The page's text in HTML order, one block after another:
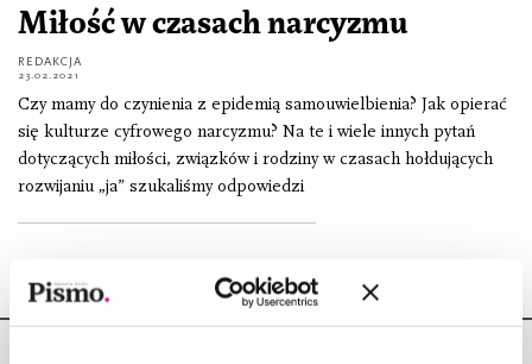
Miłość w czasach narcyzmu
REDAKCJA
23.02.2021
Czy mamy do czynienia z epidemią samouwielbienia? Jak opierać
się kulturze cyfrowego narcyzmu? Na te i wiele innych pytań
dotyczących miłości, związków i rodziny w czasach hołdujących
rozwijaniu „ja” szukaliśmy odpowiedzi